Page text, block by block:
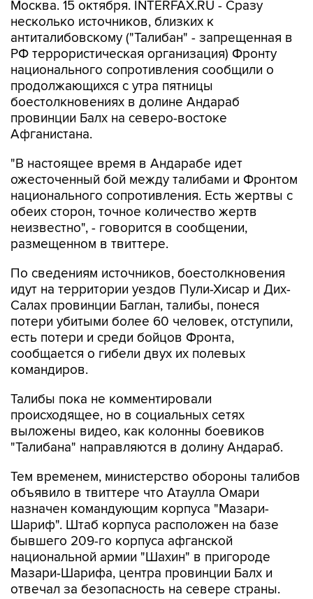
Москва. 15 октября. INTERFAX.RU - Сразу
несколько источников, близких к
антиталибовскому ("Талибан" - запрещенная в
РФ террористическая организация) Фронту
национального сопротивления сообщили о
продолжающихся с утра пятницы
боестолкновениях в долине Андараб
провинции Балх на северо-востоке
Афганистана.
"В настоящее время в Андарабе идет
ожесточенный бой между талибами и Фронтом
национального сопротивления. Есть жертвы с
обеих сторон, точное количество жертв
неизвестно", - говорится в сообщении,
размещенном в твиттере.
По сведениям источников, боестолкновения
идут на территории уездов Пули-Хисар и Дих-
Салах провинции Баглан, талибы, понеся
потери убитыми более 60 человек, отступили,
есть потери и среди бойцов Фронта,
сообщается о гибели двух их полевых
командиров.
Талибы пока не комментировали
происходящее, но в социальных сетях
выложены видео, как колонны боевиков
"Талибана" направляются в долину Андараб.
Тем временем, министерство обороны талибов
объявило в твиттере что Атаулла Омари
назначен командующим корпуса "Мазари-
Шариф". Штаб корпуса расположен на базе
бывшего 209-го корпуса афганской
национальной армии "Шахин" в пригороде
Мазари-Шарифа, центра провинции Балх и
отвечал за безопасность на севере страны.